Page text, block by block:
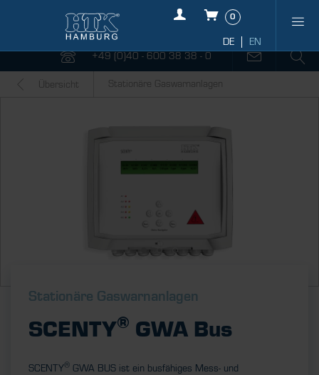
0
+49 (0)40 - 600 38 38 - 0
Übersicht Stationäre Gaswarnanlagen
Stationäre Gaswarnanlagen
SCENTY® GWA Bus
SCENTY® GWA BUS ist ein busfähiges Mess- und